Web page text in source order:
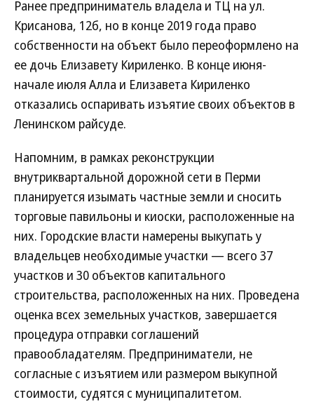
Ранее предприниматель владела и ТЦ на ул.
Крисанова, 12б, но в конце 2019 года право
собственности на объект было переоформлено на
ее дочь Елизавету Кириленко. В конце июня-
начале июля Алла и Елизавета Кириленко
отказались оспаривать изъятие своих объектов в
Ленинском райсуде.
Напомним, в рамках реконструкции
внутриквартальной дорожной сети в Перми
планируется изымать частные земли и сносить
торговые павильоны и киоски, расположенные на
них. Городские власти намерены выкупать у
владельцев необходимые участки — всего 37
участков и 30 объектов капитального
строительства, расположенных на них. Проведена
оценка всех земельных участков, завершается
процедура отправки соглашений
правообладателям. Предприниматели, не
согласные с изъятием или размером выкупной
стоимости, судятся с муниципалитетом.